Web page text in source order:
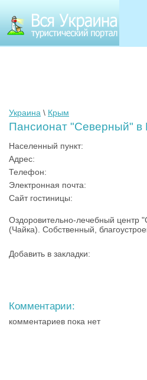
Украина \ Крым
Пансионат "Северный" в
Населенный пункт:
Адрес:
Телефон:
Электронная почта:
Сайт гостиницы:
Оздоровительно-лечебный центр
(Чайка). Собственный,
Добавить в закладки:
Комментарии:
комментариев пока нет